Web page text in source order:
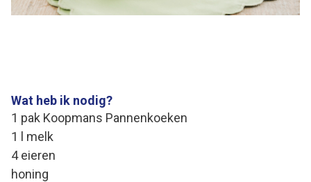
Wat heb ik nodig?
1 pak Koopmans Pannenkoeken
1 l melk
4 eieren
honing